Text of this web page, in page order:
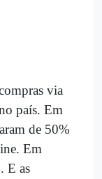
via
país. Em
de 50%
Em
E as